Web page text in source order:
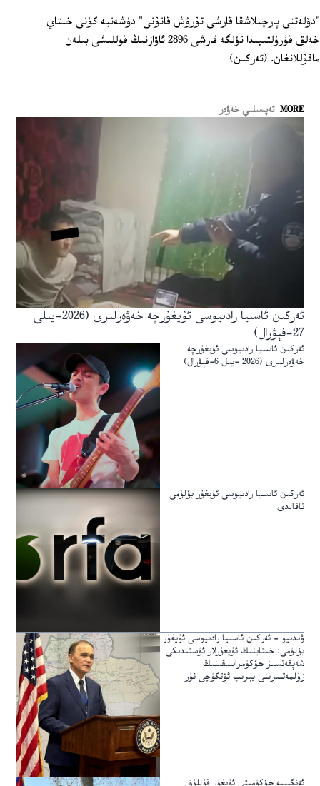
"دۆلەتنى پارچىلاشقا قارشى تۇرۇش قانۇنى" دۈشەنبە كۈنى خىتاي
خەلق قۇرۇلتىيىدا نۆلگە قارشى 2896 ئاۋازنىڭ قوللىشى بىلەن
ماقۇللانغان. (ئەركىن)
MORE تەپسىلىي خەۋەر
ئەركىن ئاسىيا رادىيوسى ئۇيغۇرچە خەۋەرلىرى (2026-يىلى
27-فېۋرال)
ئەركىن ئاسىيا رادىيوسى ئۇيغۇرچە
خەۋەرلىرى (2026 -يىل 6-فېۋرال)
ئەركىن ئاسىيا رادىيوسى ئۇيغۇر بۆلۈمى
تاقالدى
ۋىدىيو – ئەركىن ئاسىيا رادىيوسى ئۇيغۇر
بۆلۈمى: خىتاينىڭ ئۇيغۇرلار ئۈستىدىكى
شەپقەتسىز ھۆكۈمرانلىقىنىڭ
زۇلمەتلىرىنى يېرىپ ئۆتكۈچى نۇر